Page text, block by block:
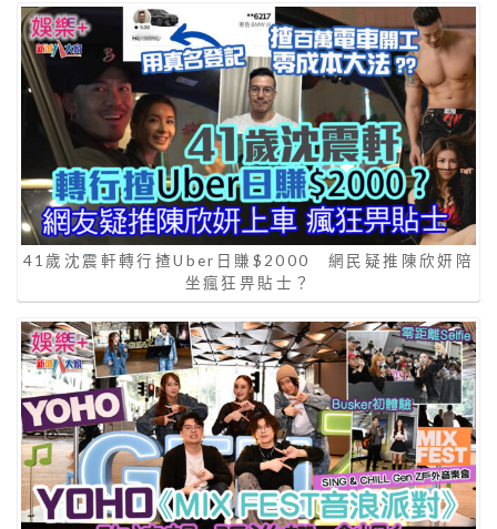
41歲沈震軒轉行揸Uber日賺$2000 網民疑推陳欣妍陪
坐瘋狂畀貼士？